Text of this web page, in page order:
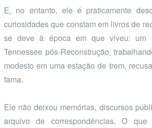
E, no entanto, ele é praticamente
curiosidades que constam em livros de
se deve à época em que viveu: um
Tennessee pós-Reconstrução,
modesto em uma estação de trem,
fama.
Ele não deixou memórias, discursos
arquivo de correspondências. O